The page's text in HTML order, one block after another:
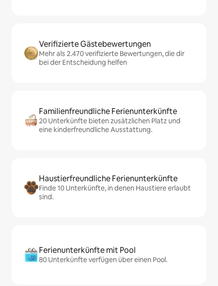
Verifizierte Gästebewertungen
Mehr als 2.470 verifizierte Bewertungen, die dir
bei der Entscheidung helfen
Familienfreundliche Ferienunterkünfte
20 Unterkünfte bieten zusätzlichen Platz und
eine kinderfreundliche Ausstattung.
Haustierfreundliche Ferienunterkünfte
Finde 10 Unterkünfte, in denen Haustiere erlaubt
sind.
Ferienunterkünfte mit Pool
80 Unterkünfte verfügen über einen Pool.